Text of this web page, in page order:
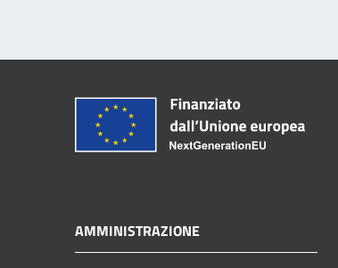
AMMINISTRAZIONE